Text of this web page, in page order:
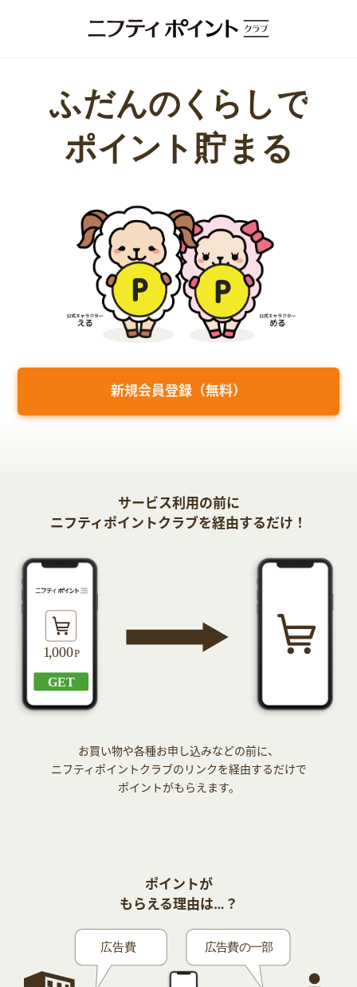
新規会員登録（無料）
サービス利用の前に
ニフティポイントクラブを経由するだけ！
お買い物や各種お申し込みなどの前に、
ニフティポイントクラブのリンクを経由するだけで
ポイントがもらえます。
ポイントが
もらえる理由は…？